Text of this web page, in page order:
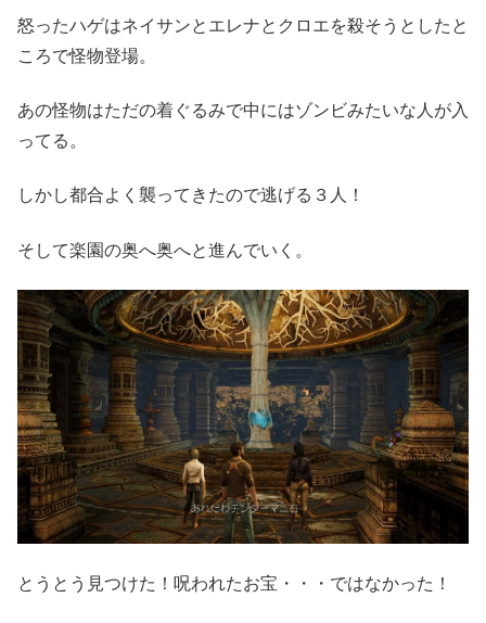
怒ったハゲはネイサンとエレナとクロエを殺そうとしたと
ころで怪物登場。
あの怪物はただの着ぐるみで中にはゾンビみたいな人が入
ってる。
しかし都合よく襲ってきたので逃げる３人！
そして楽園の奥へ奥へと進んでいく。
とうとう見つけた！呪われたお宝・・・ではなかった！